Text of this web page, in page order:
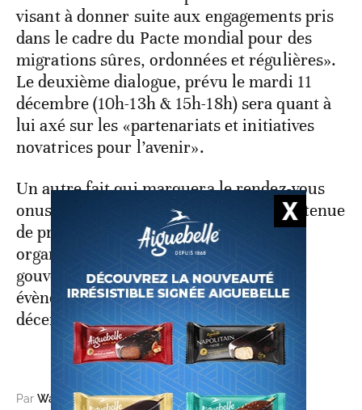
visant à donner suite aux engagements pris
dans le cadre du Pacte mondial pour des
migrations sûres, ordonnées et régulières».
Le deuxième dialogue, prévu le mardi 11
décembre (10h-13h & 15h-18h) sera quant à
lui axé sur les «partenariats et initiatives
novatrices pour l’avenir».
Un autre fait qui marquera le rendez-vous
onusien de Marrakech, sera celui de la tenue
de près de 70 évènements parallèles,
organisés indépendamment par les
gouvernements et la société civile. Ces
évènements se dérouleront du 8 au 9
décembre. prochains.
Par Wadie El Mouden